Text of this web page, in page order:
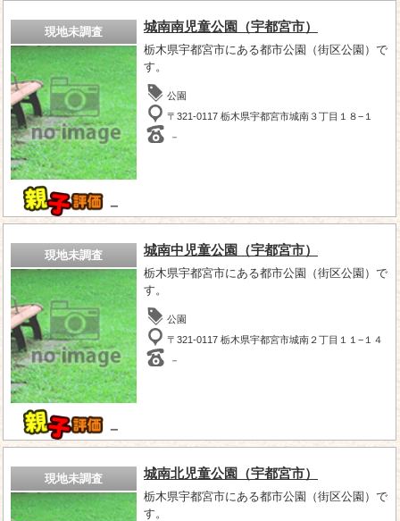
現地未調査
－
城南南児童公園（宇都宮市）
栃木県宇都宮市にある都市公園（街区公園）で
す。
公園
〒321-0117 栃木県宇都宮市城南３丁目１８−１
－
現地未調査
－
城南中児童公園（宇都宮市）
栃木県宇都宮市にある都市公園（街区公園）で
す。
公園
〒321-0117 栃木県宇都宮市城南２丁目１１−１４
－
現地未調査 城南北児童公園（宇都宮市）
栃木県宇都宮市にある都市公園（街区公園）で
す。